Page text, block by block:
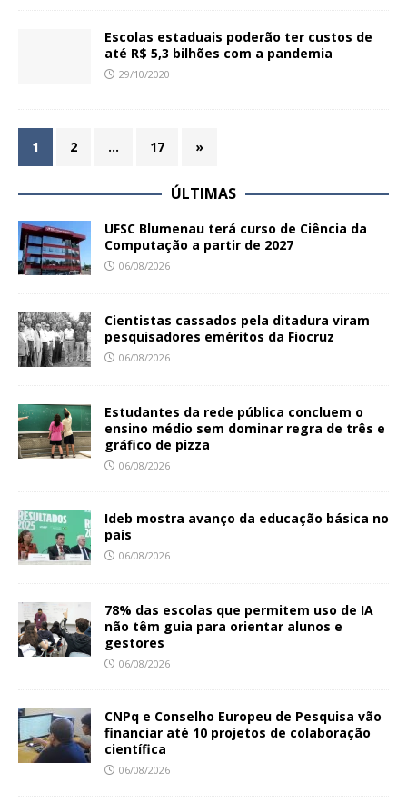
Escolas estaduais poderão ter custos de
até R$ 5,3 bilhões com a pandemia
29/10/2020
1 2 … 17 »
ÚLTIMAS
UFSC Blumenau terá curso de Ciência da
Computação a partir de 2027
06/08/2026
Cientistas cassados pela ditadura viram
pesquisadores eméritos da Fiocruz
06/08/2026
Estudantes da rede pública concluem o
ensino médio sem dominar regra de três e
gráfico de pizza
06/08/2026
Ideb mostra avanço da educação básica no
país
06/08/2026
78% das escolas que permitem uso de IA
não têm guia para orientar alunos e
gestores
06/08/2026
CNPq e Conselho Europeu de Pesquisa vão
financiar até 10 projetos de colaboração
científica
06/08/2026